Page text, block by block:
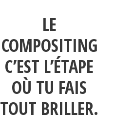
LE
COMPOSITING
C’EST L’ÉTAPE
OÙ TU FAIS
TOUT BRILLER.